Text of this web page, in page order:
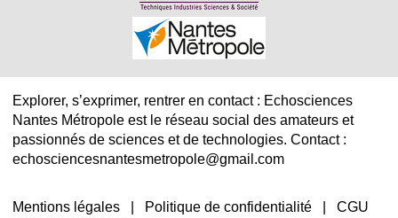
Explorer, s’exprimer, rentrer en contact : Echosciences
Nantes Métropole est le réseau social des amateurs et
passionnés de sciences et de technologies. Contact :
echosciencesnantesmetropole@gmail.com
Mentions légales Politique de confidentialité |CGU